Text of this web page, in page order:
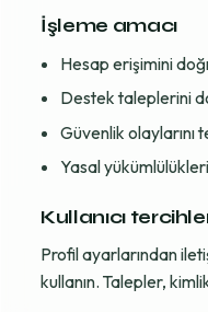
İşleme amacı
Hesap erişimini
Destek taleplerini
Güvenlik
Yasal
Kullanıcı
Profil ayarlarından
kullanın. Talepler,